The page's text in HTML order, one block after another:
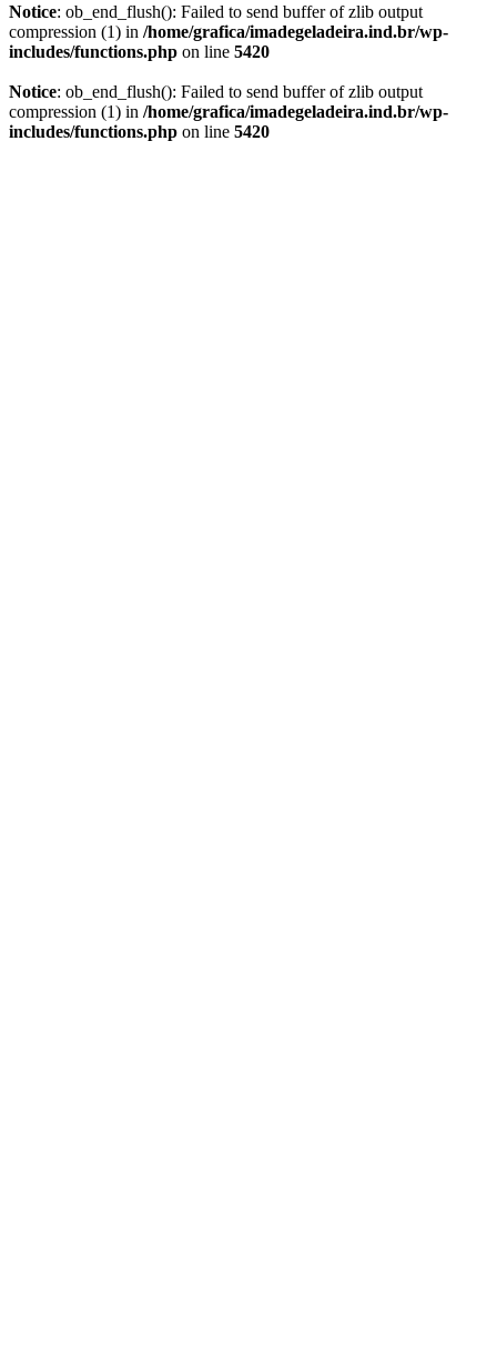
Notice: ob_end_flush(): Failed to send buffer of zlib output
compression (1) in /home/grafica/imadegeladeira.ind.br/wp-
includes/functions.php on line 5420
Notice: ob_end_flush(): Failed to send buffer of zlib output
compression (1) in /home/grafica/imadegeladeira.ind.br/wp-
includes/functions.php on line 5420